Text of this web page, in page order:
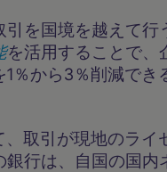
を国境を越えて行
を活用することで、
％から3％削減でき
取引が現地のライ
行は、自国の国内